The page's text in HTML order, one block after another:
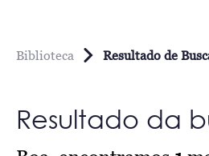
Biblioteca Resultado de
Resultado da